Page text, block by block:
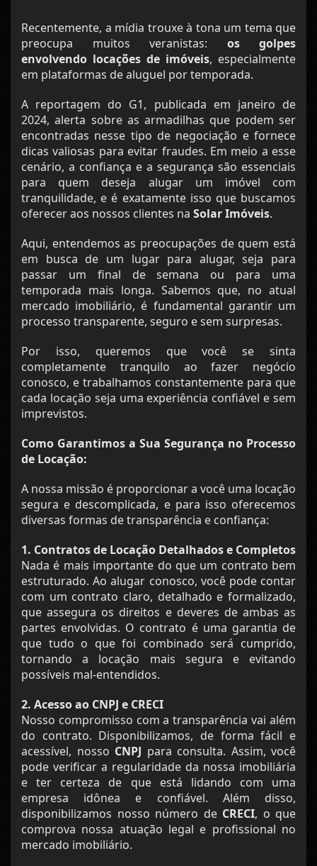
Recentemente, a mídia trouxe à tona um tema que
preocupa muitos veranistas: os golpes
envolvendo locações de imóveis, especialmente
em plataformas de aluguel por temporada.
A reportagem do G1, publicada em janeiro de
2024, alerta sobre as armadilhas que podem ser
encontradas nesse tipo de negociação e fornece
dicas valiosas para evitar fraudes. Em meio a esse
cenário, a confiança e a segurança são essenciais
para quem deseja alugar um imóvel com
tranquilidade, e é exatamente isso que buscamos
oferecer aos nossos clientes na Solar Imóveis.
Aqui, entendemos as preocupações de quem está
em busca de um lugar para alugar, seja para
passar um final de semana ou para uma
temporada mais longa. Sabemos que, no atual
mercado imobiliário, é fundamental garantir um
processo transparente, seguro e sem surpresas.
Por isso, queremos que você se sinta
completamente tranquilo ao fazer negócio
conosco, e trabalhamos constantemente para que
cada locação seja uma experiência confiável e sem
imprevistos.
Como Garantimos a Sua Segurança no Processo
de Locação:
A nossa missão é proporcionar a você uma locação
segura e descomplicada, e para isso oferecemos
diversas formas de transparência e confiança:
1. Contratos de Locação Detalhados e Completos
Nada é mais importante do que um contrato bem
estruturado. Ao alugar conosco, você pode contar
com um contrato claro, detalhado e formalizado,
que assegura os direitos e deveres de ambas as
partes envolvidas. O contrato é uma garantia de
que tudo o que foi combinado será cumprido,
tornando a locação mais segura e evitando
possíveis mal-entendidos.
2. Acesso ao CNPJ e CRECI
Nosso compromisso com a transparência vai além
do contrato. Disponibilizamos, de forma fácil e
acessível, nosso CNPJ para consulta. Assim, você
pode verificar a regularidade da nossa imobiliária
e ter certeza de que está lidando com uma
empresa idônea e confiável. Além disso,
disponibilizamos nosso número de CRECI, o que
comprova nossa atuação legal e profissional no
mercado imobiliário.